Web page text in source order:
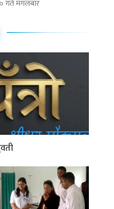
गते मंगलबार